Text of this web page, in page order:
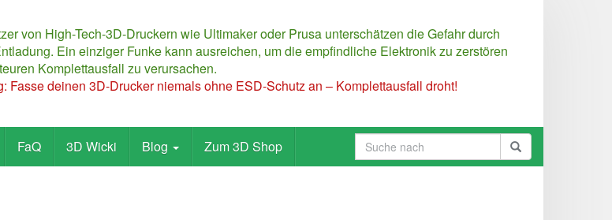
von High-Tech-3D-Druckern wie Ultimaker oder Prusa unterschätzen die Gefahr durch
Ein einziger Funke kann ausreichen, um die empfindliche Elektronik zu zerstören
Komplettausfall zu verursachen.
Fasse deinen 3D-Drucker niemals ohne ESD-Schutz an – Komplettausfall droht!
FaQ 3D Wicki Blog Zum 3D Shop